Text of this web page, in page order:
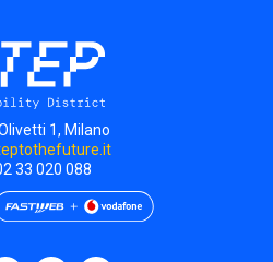
1, Milano
33 020 088